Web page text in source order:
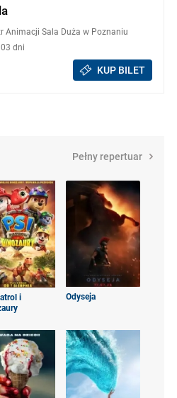
Animacji Sala Duża w Poznaniu
dni
KUP BILET
Pełny repertuar
i
Odyseja